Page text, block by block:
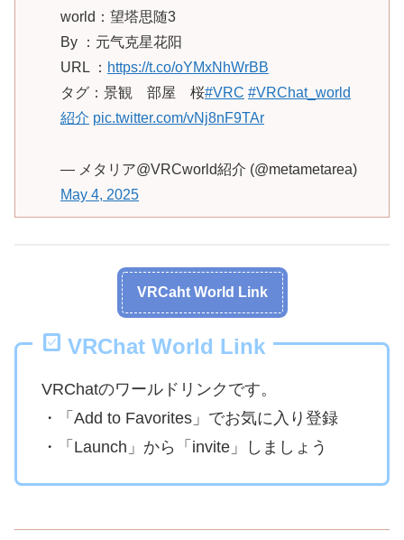
world：望塔思随3
By ：元气克星花阳
URL ： https://t.co/oYMxNhWrBB
タグ：景観 部屋 桜#VRC #VRChat_world
紹介 pic.twitter.com/vNj8nF9TAr
— メタリア@VRCworld紹介 (@metametarea)
May 4, 2025
VRCaht World Link
VRChat World Link
VRChatのワールドリンクです。
・「Add to Favorites」でお気に入り登録
・「Launch」から「invite」しましょう